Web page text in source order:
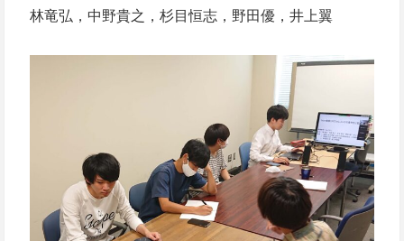
林竜弘，中野貴之，杉目恒志，野田優，井上翼